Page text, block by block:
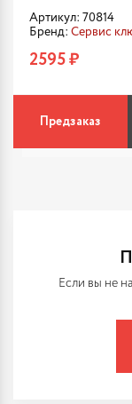
Артикул: 70814
Бренд: Сервис
2595 ₽
Предзаказ
Если вы не